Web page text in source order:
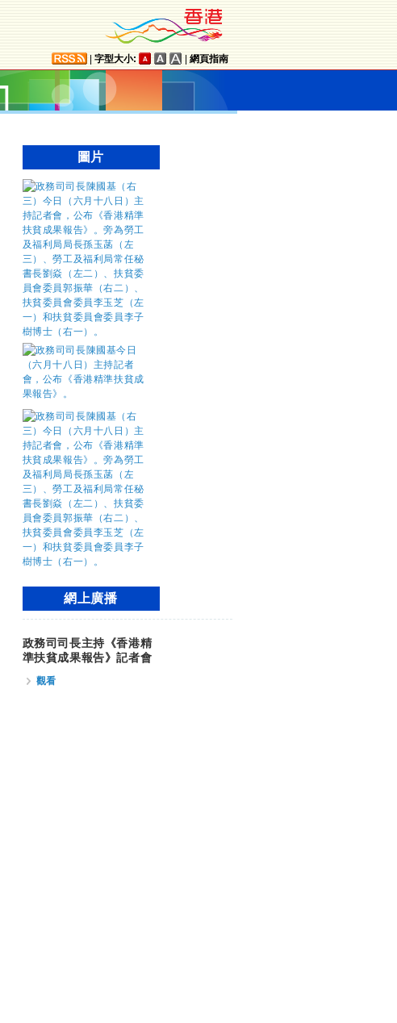
字型大小: 網頁指南
圖片
網上廣播
政務司司長主持《香港精
準扶貧成果報告》記者會
觀看